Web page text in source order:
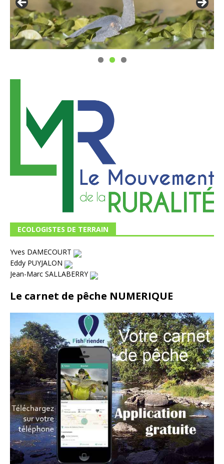
ECOLOGISTES DE TERRAIN
Yves DAMECOURT
Eddy PUYJALON
Jean-Marc SALLABERRY
Le carnet de pêche NUMERIQUE